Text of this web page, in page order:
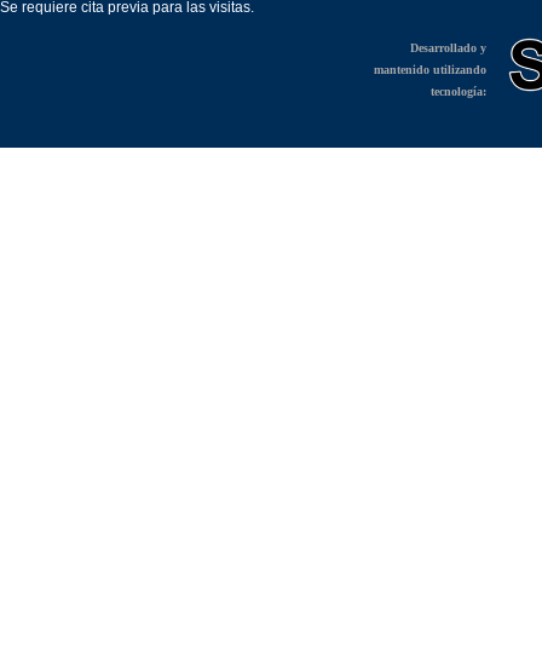
Se requiere cita previa para las visitas.
Desarrollado y
mantenido utilizando
tecnología: